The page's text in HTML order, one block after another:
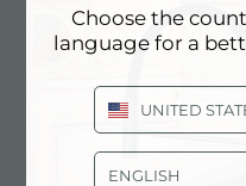
Choose the
language for a
UNITED
ENGLISH